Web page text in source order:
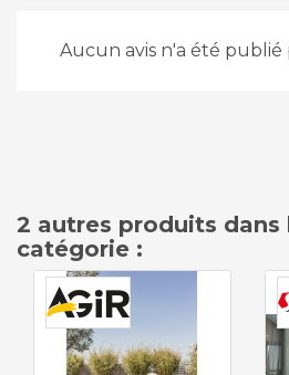
Aucun avis n'a été
2 autres produits dans
catégorie :